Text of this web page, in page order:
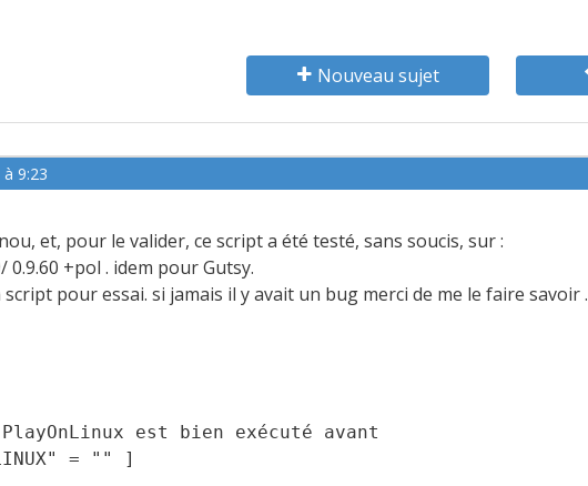
Nouveau sujet
9:23
et, pour le valider, ce script a été testé, sans soucis, sur :
0.9.60 +pol . idem pour Gutsy.
script pour essai. si jamais il y avait un bug merci de me le faire savoir .
est bien exécuté avant
= "" ]